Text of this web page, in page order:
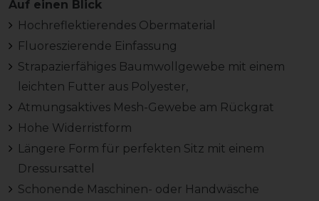
Auf einen Blick
Hochreflektierendes Obermaterial
Fluoreszierende Einfassung
Strapazierfähiges Baumwollgewebe mit einem
leichten Futter aus Polyester,
Atmungsaktives Mesh-Gewebe am Rückgrat
Hohe Widerristform
Längere Form für perfekten Sitz mit einem
Dressursattel
Schonende Maschinen- oder Handwäsche